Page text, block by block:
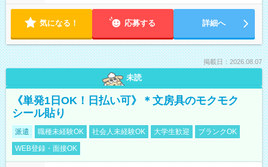
気になる！ 応募する 詳細へ
掲載日：2026.08.07
未読
《単発1日OK！日払い可》＊文房具のモクモク
シール貼り
派遣 職種未経験OK 社会人未経験OK 大学生歓迎
ブランクOK
WEB登録・面接OK